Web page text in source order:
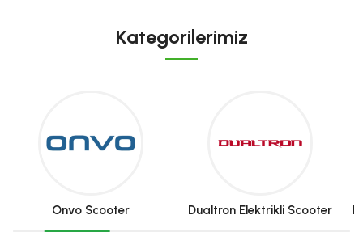
Kategorilerimiz
Dualtron Elektrikli Scooter Hiley Tiger Elektrikli Scooter